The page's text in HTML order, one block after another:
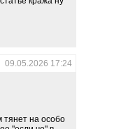
09.05.2026 17:24
тянет на особо